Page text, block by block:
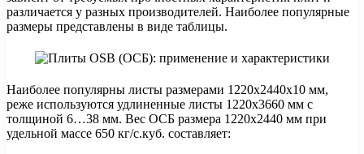
различается у разных производителей. Наиболее популярные
размеры представлены в виде таблицы.
Наиболее популярны листы размерами 1220х2440х10 мм,
реже используются удлиненные листы 1220х3660 мм с
толщиной 6…38 мм. Вес ОСБ размера 1220х2440 мм при
удельной массе 650 кг/с.куб. составляет: